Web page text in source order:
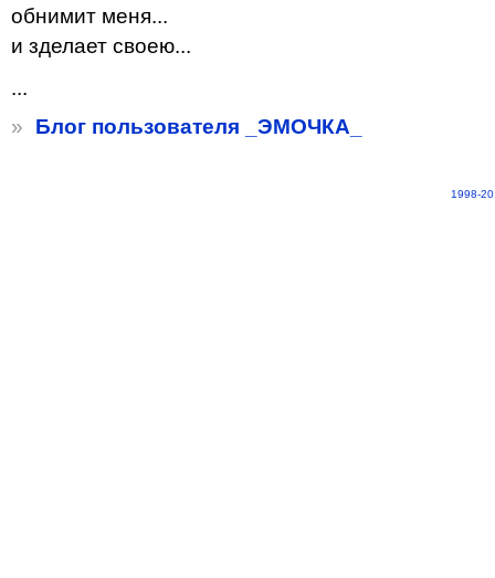
обнимит меня...
и зделает своею...
...
»
Блог пользователя _ЭМОЧКА_
1998-